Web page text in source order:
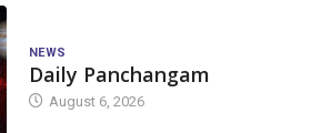
NEWS
Daily Panchangam
August 6, 2026